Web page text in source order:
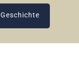
Geschichte